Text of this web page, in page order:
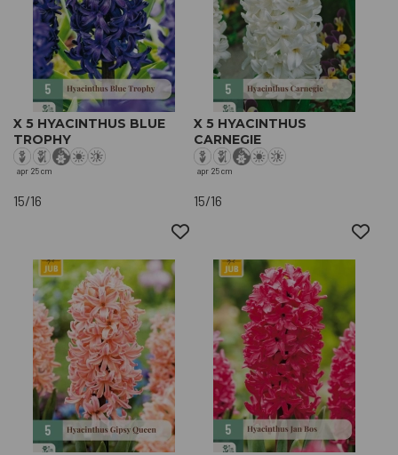
X 5 HYACINTHUS BLUE
TROPHY
apr 25 cm
15/16
X 5 HYACINTHUS
CARNEGIE
apr 25 cm
15/16